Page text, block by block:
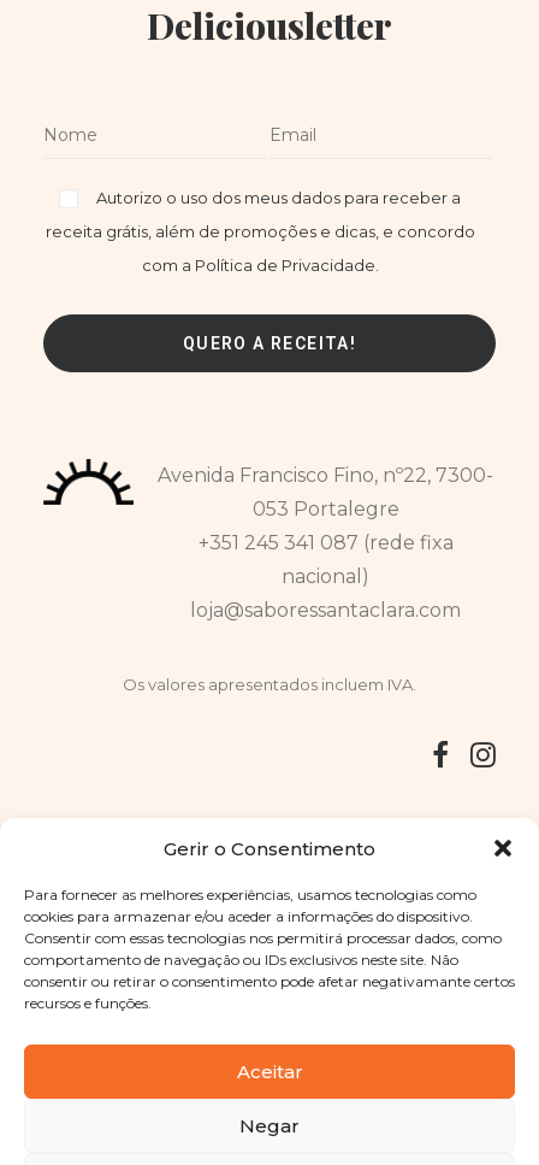
Gerir o Consentimento
Para fornecer as melhores experiências, usamos tecnologias como
cookies para armazenar e/ou aceder a informações do dispositivo.
Consentir com essas tecnologias nos permitirá processar dados, como
comportamento de navegação ou IDs exclusivos neste site. Não
consentir ou retirar o consentimento pode afetar negativamante certos
recursos e funções.
Aceitar
Negar
Deliciousletter
Autorizo o uso dos meus dados para receber a
receita grátis, além de promoções e dicas, e concordo
com a Política de Privacidade.
Avenida Francisco Fino, nº22, 7300-
053 Portalegre
+351 245 341 087 (rede fixa
nacional)
loja@saboressantaclara.com
Os valores apresentados incluem IVA.
Copyright © 2025 Sabores Santa Clara
. Todos os direitos
reservadosPolítica de Privacidade |Termos e condições
Designed byShift Your Branding Agency